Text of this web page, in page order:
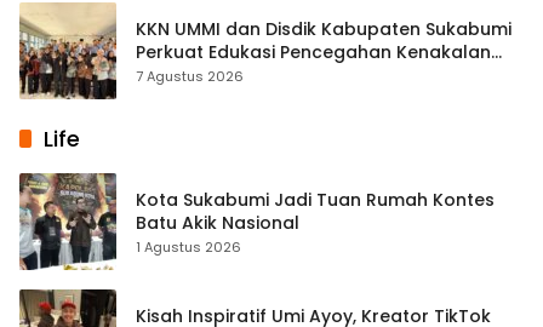
KKN UMMI dan Disdik Kabupaten Sukabumi
Perkuat Edukasi Pencegahan Kenakalan
Remaja di SMPN 2 Tegalbuleud
7 Agustus 2026
Life
Kota Sukabumi Jadi Tuan Rumah Kontes
Batu Akik Nasional
1 Agustus 2026
Kisah Inspiratif Umi Ayoy, Kreator TikTok